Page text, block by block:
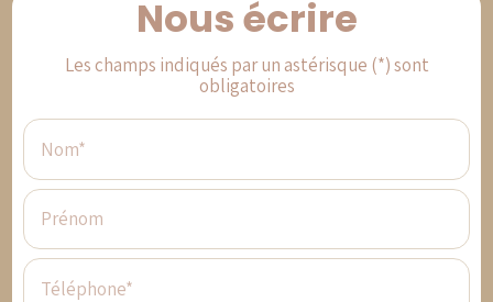
Nous écrire
Les champs indiqués par un astérisque (*) sont
obligatoires
Nom*
Prénom
Téléphone*